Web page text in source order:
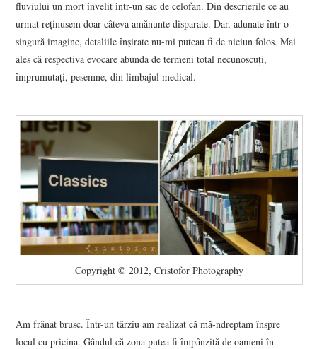
fluviului un mort învelit într-un sac de celofan. Din descrierile ce au
urmat reţinusem doar câteva amănunte disparate. Dar, adunate într-o
singură imagine, detaliile înşirate nu-mi puteau fi de niciun folos. Mai
ales că respectiva evocare abunda de termeni total necunoscuţi,
împrumutaţi, pesemne, din limbajul medical.
Copyright © 2012, Cristofor Photography
Am frânat brusc. Într-un târziu am realizat că mă-ndreptam înspre
locul cu pricina. Gândul că zona putea fi împânzită de oameni în